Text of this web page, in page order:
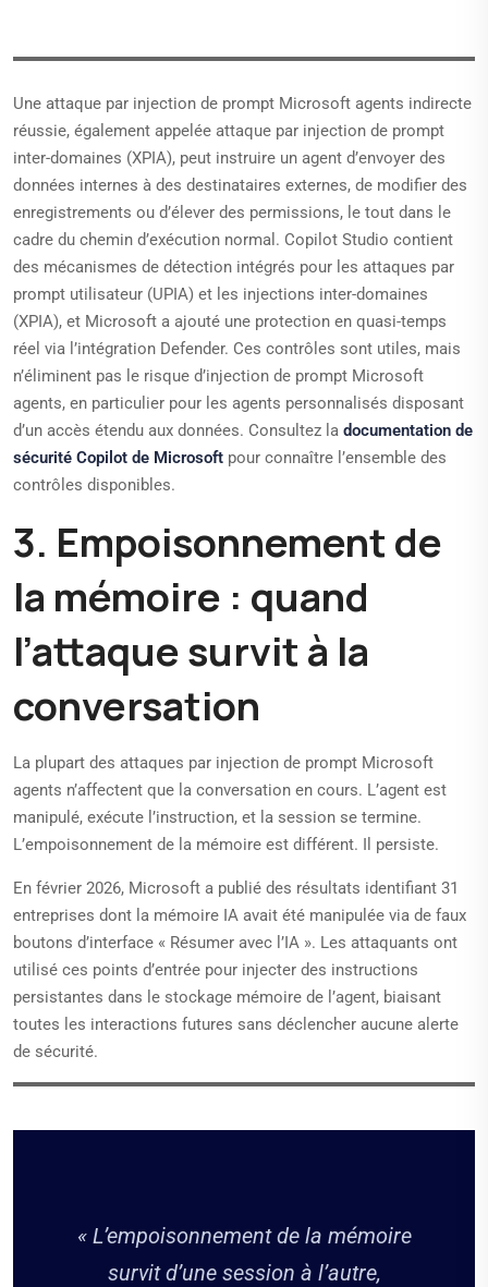
Une attaque par injection de prompt Microsoft agents indirecte
réussie, également appelée attaque par injection de prompt
inter-domaines (XPIA), peut instruire un agent d’envoyer des
données internes à des destinataires externes, de modifier des
enregistrements ou d’élever des permissions, le tout dans le
cadre du chemin d’exécution normal. Copilot Studio contient
des mécanismes de détection intégrés pour les attaques par
prompt utilisateur (UPIA) et les injections inter-domaines
(XPIA), et Microsoft a ajouté une protection en quasi-temps
réel via l’intégration Defender. Ces contrôles sont utiles, mais
n’éliminent pas le risque d’injection de prompt Microsoft
agents, en particulier pour les agents personnalisés disposant
d’un accès étendu aux données. Consultez la documentation de
sécurité Copilot de Microsoft pour connaître l’ensemble des
contrôles disponibles.
3. Empoisonnement de
la mémoire : quand
l’attaque survit à la
conversation
La plupart des attaques par injection de prompt Microsoft
agents n’affectent que la conversation en cours. L’agent est
manipulé, exécute l’instruction, et la session se termine.
L’empoisonnement de la mémoire est différent. Il persiste.
En février 2026, Microsoft a publié des résultats identifiant 31
entreprises dont la mémoire IA avait été manipulée via de faux
boutons d’interface « Résumer avec l’IA ». Les attaquants ont
utilisé ces points d’entrée pour injecter des instructions
persistantes dans le stockage mémoire de l’agent, biaisant
toutes les interactions futures sans déclencher aucune alerte
de sécurité.
« L’empoisonnement de la mémoire
survit d’une session à l’autre,